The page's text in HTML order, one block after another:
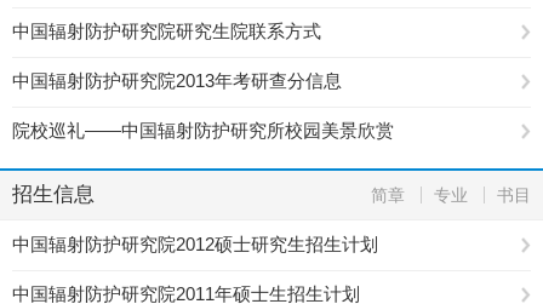
中国辐射防护研究院研究生院联系方式
中国辐射防护研究院2013年考研查分信息
院校巡礼——中国辐射防护研究所校园美景欣赏
招生信息 简章 专业 书目
中国辐射防护研究院2012硕士研究生招生计划
中国辐射防护研究院2011年硕士生招生计划